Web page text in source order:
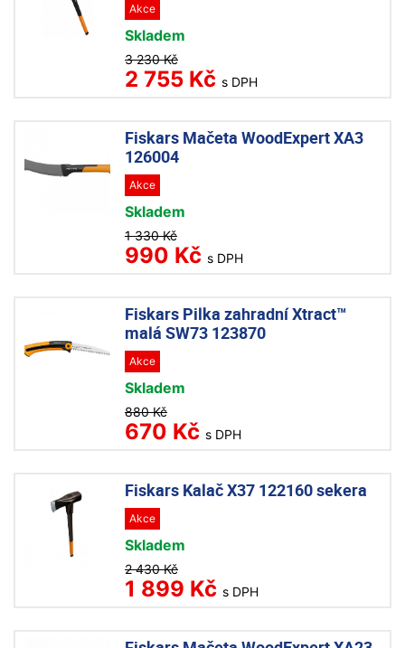
Akce
Skladem
3 230 Kč
2 755 Kč s DPH
Fiskars Mačeta WoodExpert XA3
126004
Akce
Skladem
1 330 Kč
990 Kč s DPH
Fiskars Pilka zahradní Xtract™
malá SW73 123870
Akce
Skladem
880 Kč
670 Kč s DPH
Fiskars Kalač X37 122160 sekera
Akce
Skladem
2 430 Kč
1 899 Kč s DPH